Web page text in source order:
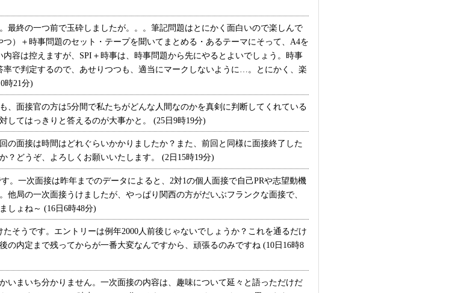
終の一つ前で玉砕しましたが。。。筆記問題はとにかく面白いので楽しんで
）＋時事問題のセット・テープを聞いてまとめる・あるテーマにそって、A4を
容は控えますが、SPI＋時事は、時事問題から先にやるとよいでしょう。時事
で判定するので、あせりつつも、適当にマークしないように…。とにかく、楽
時21分)
面接官の方は5分間で私たちがどんな人間なのかを真剣に判断してくれている
してはっきりと答えるのが大事かと。 (25日9時19分)
面接は時間はどれぐらいかかりましたか？また、前回と同様に面接終了した
？どうぞ、よろしくお願いいたします。 (2日15時19分)
。一次面接は昨年までのデータによると、2対1の個人面接で自己PRや志望動機
他局の一次面接うけましたが、やっぱり関西の方がだいぶフランクな面接で、
しょね～ (16日6時48分)
そうです。エントリーは例年2000人前後じゃないでしょうか？これを通るだけ
の内定まで残ってからが一番大変なんですから、頑張るのみですね (10日16時8
まいち分かりません。一次面接の内容は、趣味について延々と語っただけだ